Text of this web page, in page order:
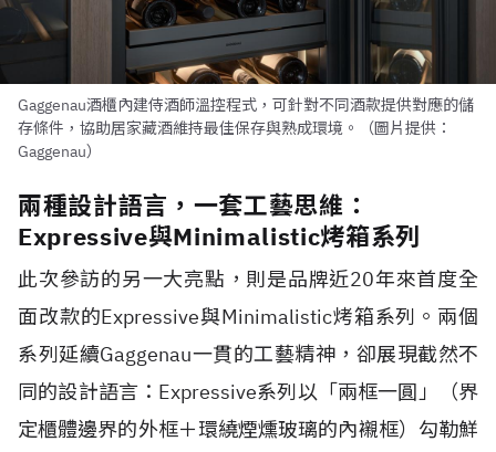
Gaggenau酒櫃內建侍酒師溫控程式，可針對不同酒款提供對應的儲
存條件，協助居家藏酒維持最佳保存與熟成環境。（圖片提供：
Gaggenau）
兩種設計語言，一套工藝思維：
Expressive與Minimalistic烤箱系列
此次參訪的另一大亮點，則是品牌近20年來首度全
面改款的Expressive與Minimalistic烤箱系列。兩個
系列延續Gaggenau一貫的工藝精神，卻展現截然不
同的設計語言：Expressive系列以「兩框一圓」（界
定櫃體邊界的外框＋環繞煙燻玻璃的內襯框）勾勒鮮